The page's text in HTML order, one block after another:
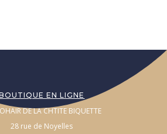
EN LIGNE
DE LA CHTITE BIQUETTE
28 rue de Noyelles